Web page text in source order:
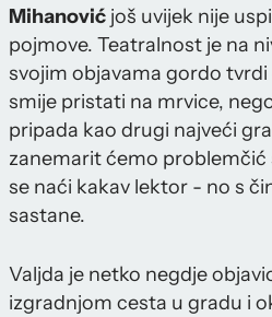
Mihanović još uvijek nije
pojmove. Teatralnost je na
svojim objavama gordo tvrdi
smije pristati na mrvice,
pripada kao drugi najveći
zanemarit ćemo problemčić
se naći kakav lektor - no s
sastane.
Valjda je netko negdje
izgradnjom cesta u gradu i